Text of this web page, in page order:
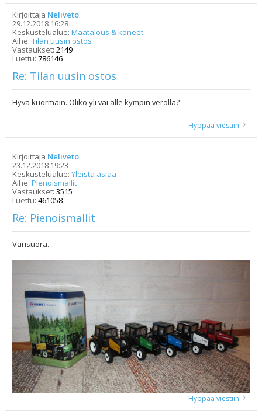
Kirjoittaja Neliveto
29.12.2018 16:28
Keskustelualue: Maatalous & koneet
Aihe: Tilan uusin ostos
Vastaukset: 2149
Luettu: 786146
Re: Tilan uusin ostos
Hyvä kuormain. Oliko yli vai alle kympin verolla?
Hyppää viestiin
Kirjoittaja Neliveto
23.12.2018 19:23
Keskustelualue: Yleistä asiaa
Aihe: Pienoismallit
Vastaukset: 3515
Luettu: 461058
Re: Pienoismallit
Värisuora.
Hyppää viestiin